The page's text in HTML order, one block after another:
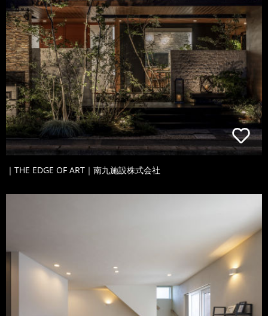
｜THE EDGE OF ART｜南九施設株式会社